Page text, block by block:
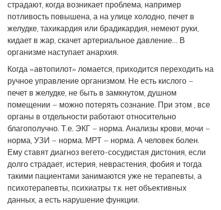
страдают, когда возникает проблема, например
потливость повышена, а на улице холодно, печет в
желудке, тахикардия или брадикардия, немеют руки,
кидает в жар, скачет артериальное давление… В
организме наступает анархия.
Когда «автопилот» ломается, приходится переходить на
ручное управление организмом. Не есть кислого –
печет в желудке, не быть в замкнутом, душном
помещении – можно потерять сознание. При этом , все
органы в отдельности работают относительно
благополучно. Т.е. ЭКГ – норма. Анализы крови, мочи –
норма, УЗИ – норма. МРТ – норма. А человек болен.
Ему ставят диагноз вегето-сосудистая дистония, если
долго страдает, истерия, неврастения, фобия и тогда
такими пациентами занимаются уже не терапевты, а
психотерапевты, психиатры т.к. нет объективных
данных, а есть нарушение функции.